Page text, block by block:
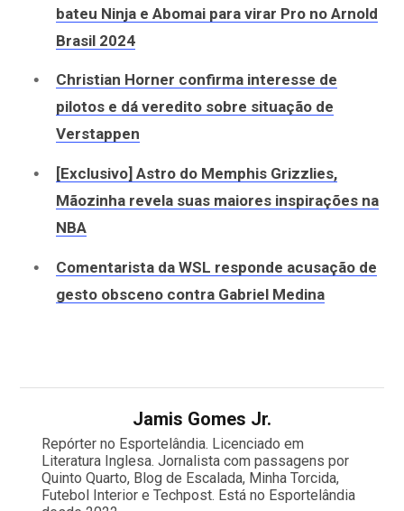
bateu Ninja e Abomai para virar Pro no Arnold
Brasil 2024
Christian Horner confirma interesse de
pilotos e dá veredito sobre situação de
Verstappen
[Exclusivo] Astro do Memphis Grizzlies,
Mãozinha revela suas maiores inspirações na
NBA
Comentarista da WSL responde acusação de
gesto obsceno contra Gabriel Medina
Jamis Gomes Jr.
Repórter no Esportelândia. Licenciado em
Literatura Inglesa. Jornalista com passagens por
Quinto Quarto, Blog de Escalada, Minha Torcida,
Futebol Interior e Techpost. Está no Esportelândia